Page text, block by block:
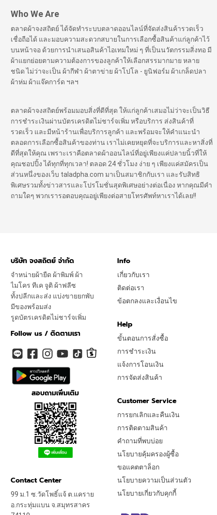
Who We Are
ตลาดผ้าจงสถิตย์ ได้จัดทำระบบตลาดออนไลน์ที่จัดส่งสินค้ารวดเร็ว
เชื่อถือได้ และมอบความสะดวกสบายในการเลือกซื้อสินค้าแก่ลูกค้าไว้
บนหน้าจอ ด้วยการนำเสนอสินค้าไอเทมใหม่ ๆ ที่เป็นนวัตกรรมสิ่งทอ มี
ผ้าแยกย่อยตามความต้องการของลูกค้าให้เลือกสรรมากมาย หลาย
ชนิด ไม่ว่าจะเป็น ผ้ากีฬา ผ้าตาข่าย ผ้าโปโล - ยูนิฟอร์ม ผ้าเกล็ดปลา
ผ้าห่ม ผ้าแจ๊คการ์ด ฯลฯ
ตลาดผ้าจงสถิตย์พร้อมมอบสิ่งที่ดีที่สุด ให้แก่ลูกค้าเสมอไม่ว่าจะเป็นวิธี
การชำระเงินผ่านบัตรเครดิตไม่ชาร์จเพิ่ม หรือบริการ ส่งสินค้าที่
รวดเร็ว และมีหน้าร้านเพื่อบริการลูกค้า และพร้อมจะให้คำแนะนำ
ตลอดการเลือกซื้อสินค้าของท่าน เราไม่เคยหยุดที่จะบริการและหาสิ่งที่
ดีที่สุดให้คุณ เพราะเราคือตลาดผ้าออนไลน์ที่อยู่เพียงแค่ปลายนิ้วที่ให้
คุณชอปปิ้ง ได้ทุกที่ทุกเวลา! ตลอด 24 ชั่วโมง ง่าย ๆ เพียงแค่สมัครเป็น
ส่วนหนึ่งของเว็บ taladpha.com มาเป็นสมาชิกกับเรา และรับสิทธิ
พิเศษรวมทั้งข่าวสารและโปรโมชั่นสุดพิเศษอย่างต่อเนื่อง หากคุณมีคำ
ถามใดๆ พวกเรารอตอบคุณอยู่เพียงต่อสายโทรศัพท์หาเราได้เลย!!
บริษัท จงสถิตย์ จำกัด
จำหน่ายผ้ายืด ผ้าพิมพ์ ผ้า
ไมโคร ทีเค จูติ ผ้าฟลีซ
ทั้งปลีกและส่ง แบ่งขายยกพับ
มีของพร้อมส่ง
รูดบัตรเครดิตไม่ชาร์จเพิ่ม
Follow us / ติดตามเรา
สอบถามเพิ่มเติม
Info
เกี่ยวกับเรา
ติดต่อเรา
ข้อตกลงและเงื่อนไข
Help
ขั้นตอนการสั่งซื้อ
การชำระเงิน
แจ้งการโอนเงิน
การจัดส่งสินค้า
Customer Service
การยกเลิกและคืนเงิน
การติดตามสินค้า
คำถามที่พบบ่อย
นโยบายคุ้มครองผู้ซื้อ
ขอแคตตาล็อก
นโยบายความเป็นส่วนตัว
นโยบายเกี่ยวกับคุกกี้
Contact Center
99 ม.1 ซ.วัดโพธิ์แจ้ ต.แคราย
อ.กระทุ่มแบน จ.สมุทรสาคร